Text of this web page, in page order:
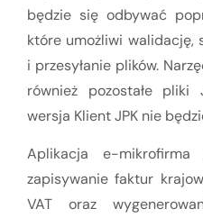
będzie się odbywać
które umożliwi walidację,
i przesyłanie plików.
również pozostałe pliki
wersja Klient JPK nie
Aplikacja e-
zapisywanie faktur
VAT oraz